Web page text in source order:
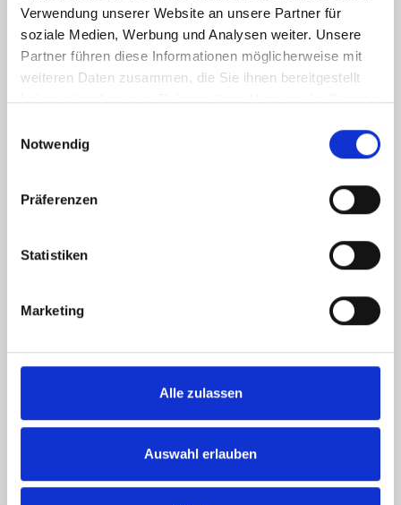
Verwendung unserer Website an unsere Partner für
soziale Medien, Werbung und Analysen weiter. Unsere
Partner führen diese Informationen möglicherweise mit
weiteren Daten zusammen, die Sie ihnen bereitgestellt
haben oder die sie im Rahmen Ihrer Nutzung der Dienste
Notwendig
Präferenzen
Statistiken
Marketing
Alle zulassen
Auswahl erlauben
52,50 kWh / (m²*a)
Energieverbrauchskennwert
Wesentlicher Energieträger
ab dem 1.5.2014
Energieausweis Baujahr
1998
Energieausweis Gebäudeart
Heizung
Zentralheizung